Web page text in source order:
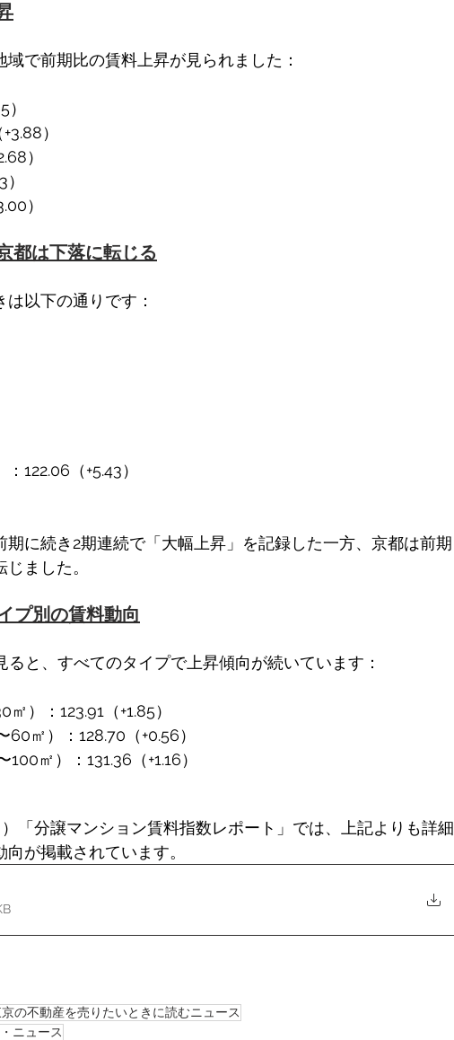
で前期比の賃料上昇が見られました：
）
）
）
）
）
都は下落に転じる
以下の通りです：
122.06（+5.43）
に続き2期連続で「大幅上昇」を記録した一方、京都は前期
ました。
プ別の賃料動向
と、すべてのタイプで上昇傾向が続いています：
）：123.91（+1.85）
㎡）：128.70（+0.56）
㎡）：131.36（+1.16）
「分譲マンション賃料指数レポート」では、上記よりも詳細
が掲載されています。
の不動産を売りたいときに読むニュース
ニュース